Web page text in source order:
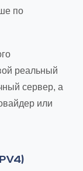
по
реальный
сервер, а
или